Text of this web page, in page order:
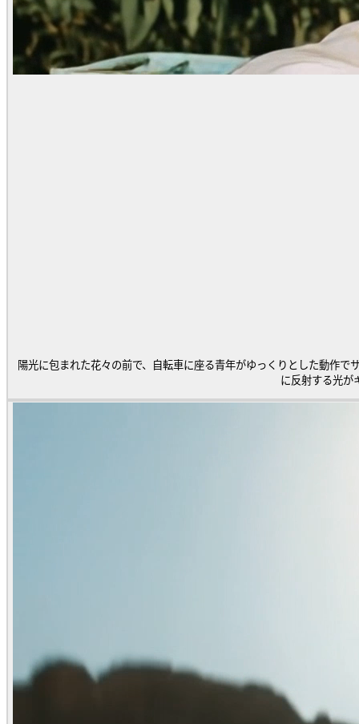
陽光に包まれた花々の前で、自転車に座る青年がゆっくりとした動作
に反射する光が